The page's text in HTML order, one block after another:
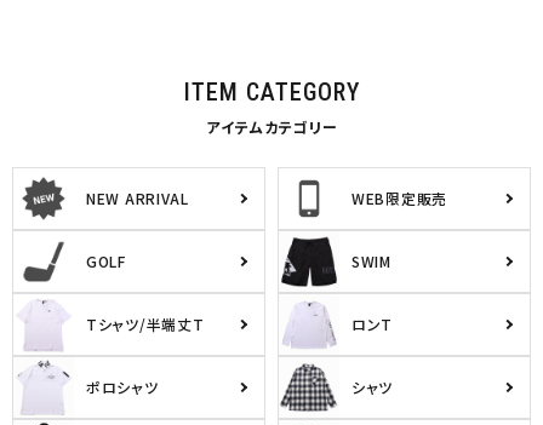
ITEM CATEGORY
アイテムカテゴリー
NEW ARRIVAL WEB限定販売
GOLF SWIM
Tシャツ/半端丈T ロンT
ポロシャツ シャツ